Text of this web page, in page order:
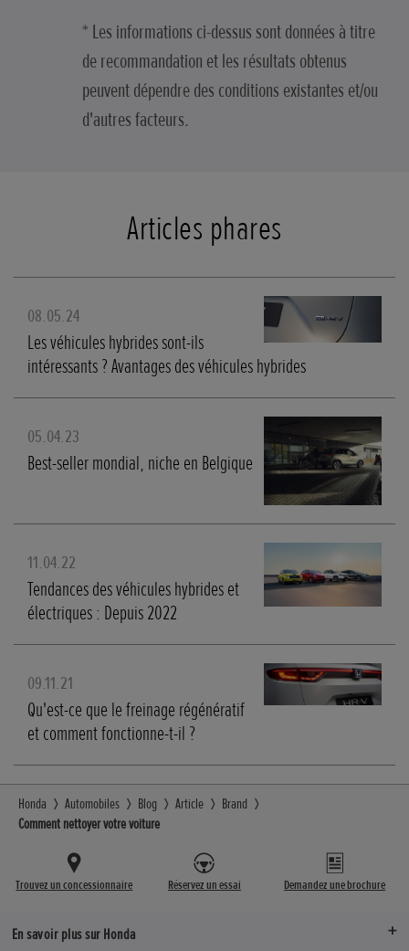
* Les informations ci-dessus sont données à titre
de recommandation et les résultats obtenus
peuvent dépendre des conditions existantes et/ou
d'autres facteurs.
Articles phares
08.05.24
Les véhicules hybrides sont-ils
intéressants ? Avantages des véhicules hybrides
05.04.23
Best-seller mondial, niche en Belgique
11.04.22
Tendances des véhicules hybrides et
électriques : Depuis 2022
09.11.21
Qu'est-ce que le freinage régénératif
et comment fonctionne-t-il ?
Honda Automobiles Blog Article
Brand
Comment nettoyer votre voiture
Trouvez un concessionnaire Réservez un essai Demandez une brochure
En savoir plus sur Honda